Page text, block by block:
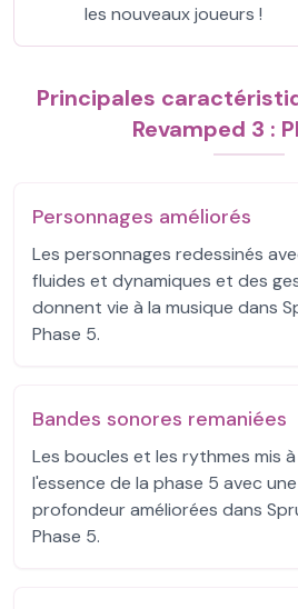
les nouveaux joueurs !
Principales
Revamped 3 :
Personnages améliorés
Les personnages redessinés
fluides et dynamiques et des
donnent vie à la musique dans
Phase 5.
Bandes sonores remaniées
Les boucles et les rythmes mis
l'essence de la phase 5 avec
profondeur améliorées dans
Phase 5.